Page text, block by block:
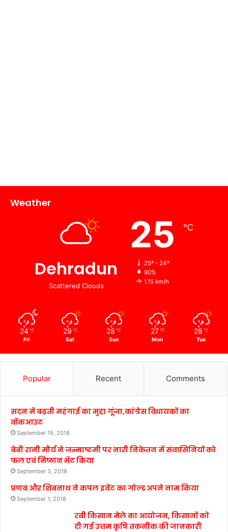
Weather
Dehradun
Scattered Clouds
25 ℃
25º - 24º
90%
1.15 km/h
24 ℃
Fri
29 ℃
Sat
28 ℃
Sun
27 ℃
Mon
28 ℃
Tue
Popular Recent Comments
सदन में बढ़ती महंगाई का मुद्दा गूंजा,कांग्रेस विधायकों का
वॉकआउट
September 19, 2018
बेबी रानी मौर्य ने जन्माष्टमी पर नारी निकेतन में संवासिनियों को
फल एवं मिष्ठान भेंट किया
September 3, 2018
प्रणब और शिबनाथ ने कपल इवेंट का गोल्ड अपने नाम किया
September 1, 2018
रबी किसान मेले का आयोजन, किसानों को
दी गई उत्तम कृषि तकनीक की जानकारी